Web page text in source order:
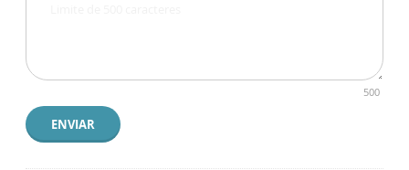
500
ENVIAR